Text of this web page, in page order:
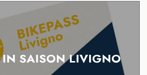
IN SAISON LIVIGNO